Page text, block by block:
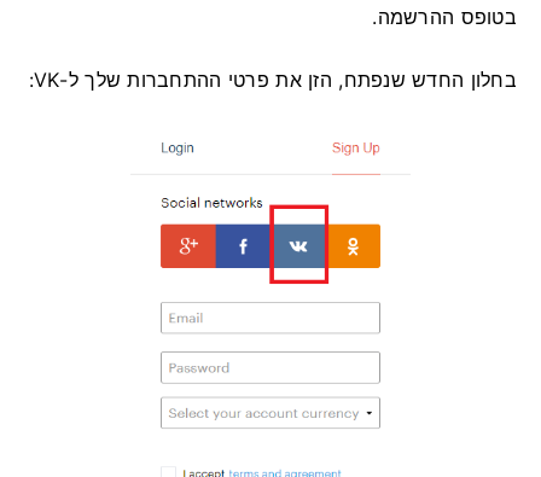
בטופס ההרשמה.
בחלון החדש שנפתח, הזן את פרטי ההתחברות שלך ל-VK: